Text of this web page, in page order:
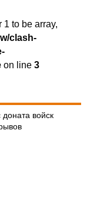
1 to be array,
clash-
on line 3
доната войск